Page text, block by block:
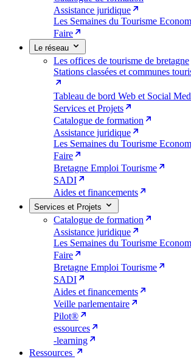
Assistance juridique
Les Semaines du Tourisme
Faire
Le réseau
Les offices de tourisme de bretagne
Stations classées et communes
Tableau de bord Web et Social
Services et Projets
Catalogue de formation
Assistance juridique
Les Semaines du Tourisme
Faire
Bretagne Emploi Tourisme
SADI
Aides et financements
Services et Projets
Catalogue de formation
Assistance juridique
Les Semaines du Tourisme
Faire
Bretagne Emploi Tourisme
SADI
Aides et financements
Veille parlementaire
Pilot®
essources
-learning
Ressources